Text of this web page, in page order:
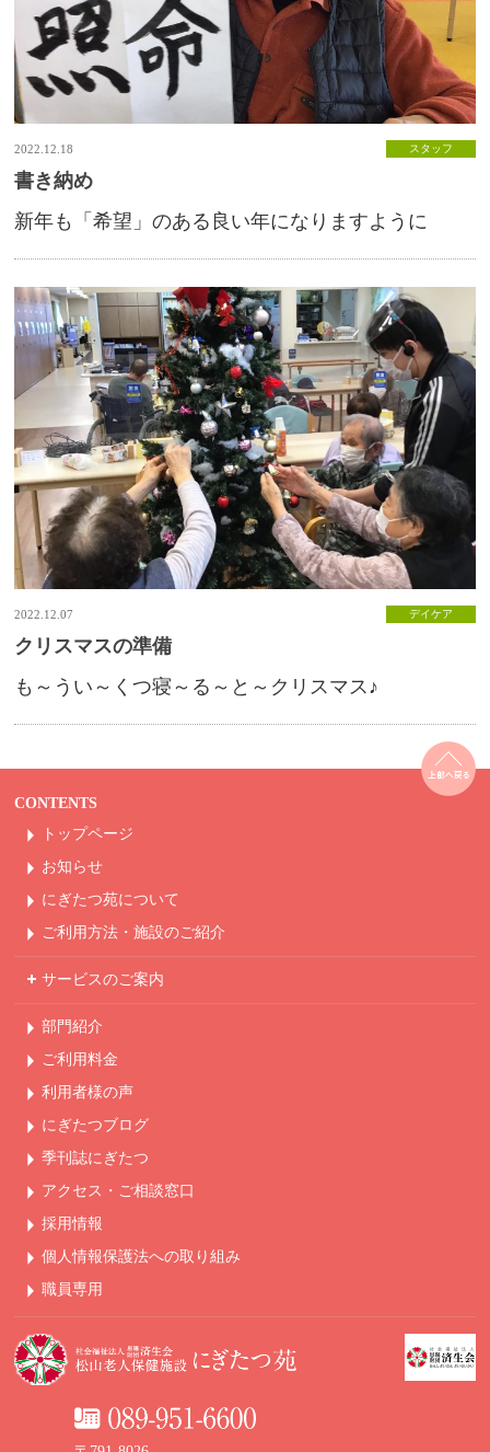
2022.12.18 スタッフ
書き納め
新年も「希望」のある良い年になりますように
2022.12.07 デイケア
クリスマスの準備
も～うい～くつ寝～る～と～クリスマス♪
CONTENTS
トップページ
お知らせ
にぎたつ苑について
ご利用方法・ 施設のご紹介
サービスのご案内
部門紹介
ご利用料金
利用者様の声
にぎたつブログ
季刊誌にぎたつ
アクセス・ご相談窓口
採用情報
個人情報保護法への取り組み
職員専用